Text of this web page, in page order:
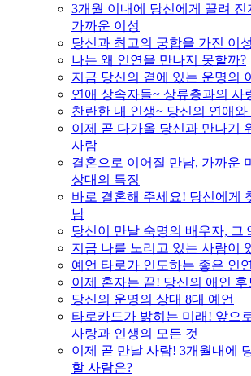
3개월 이내에 당신에게 끌려
가까운 이성
당신과 최고의 궁합을 가진 이성
나는 왜 인연을 만나지 못할까?
지금 당신의 곁에 있는 운명의
연애 상속자들~ 상류층과의 사
찬란한 내 인생~ 당신의 연애와
이제 곧 다가올 당신과 만나기
사람
결혼으로 이어질 만남, 가까운
상대의 특징
바로 결혼해 주세요! 당신에게
남
당신이 만날 숙명의 배우자, 그
지금 나를 노리고 있는 사람이
예언 타로가 인도하는 좋은 인
이제 혼자는 끝! 당신의 애인 후
당신의 운명의 상대 8대 예언
타로카드가 밝히는 미래! 앞으
사랑과 인생의 모든 것
이제 곧 만날 사람! 3개월내에
할 사람은?